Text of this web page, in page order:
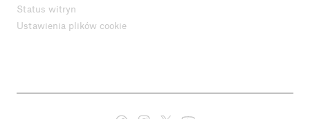
Status witryn
Ustawienia plików cookie